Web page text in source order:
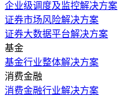
企业级调度及监控解决方案
证券市场风险解决方案
证券大数据平台解决方案
基金
基金行业整体解决方案
消费金融
消费金融行业解决方案